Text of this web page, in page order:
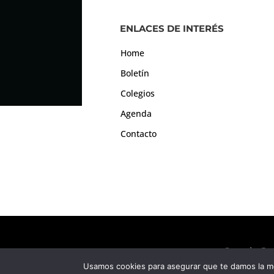
ENLACES DE INTERÉS
Home
Boletín
Colegios
Agenda
Contacto
Consejo
Usamos cookies para asegurar que te damos la